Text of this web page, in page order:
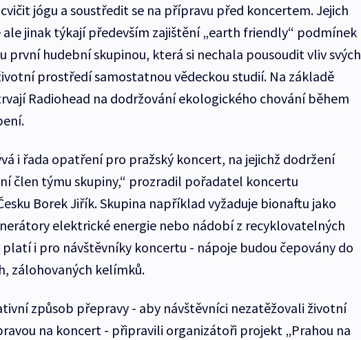
jógu a soustředit se na přípravu před koncertem. Jejich
ale jinak týkají především zajištění „earth friendly“ podmínek
první hudební skupinou, která si nechala pousoudit vliv svých
prostředí samostatnou vědeckou studií. Na základě
Radiohead na dodržování ekologického chování během
i řada opatření pro pražský koncert, na jejichž dodržení
člen týmu skupiny,“ prozradil pořadatel koncertu
Borek Jiřík. Skupina například vyžaduje bionaftu jako
elektrické energie nebo nádobí z recyklovatelných
i pro návštěvníky koncertu - nápoje budou čepovány do
zálohovaných kelímků.
způsob přepravy - aby návštěvníci nezatěžovali životní
na koncert - připravili organizátoři projekt „Prahou na